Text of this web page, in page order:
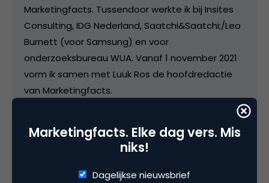
Marketingfacts. Tussendoor werkte ik bij Insites
Consulting, IDG Nederland, Saatchi&Saatchi;/Leo
Burnett (voor Samsung) en voor
onderzoeksbureau WUA. Vanaf 1 november 2021
vorm ik samen met Luuk Ros de hoofdredactie
van Marketingfacts.
Marketingfacts. Elke dag vers. Mis
niks!
Dagelijkse nieuwsbrief